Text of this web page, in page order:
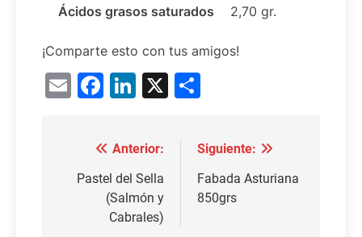
Ácidos grasos saturados
2,70 gr.
¡Comparte esto con tus amigos!
EmailFacebook
LinkedIn
X
Navegación
de
entradas
Anterior:
Pastel del Sella
(Salmón y
Cabrales)
Siguiente:
Fabada Asturiana
850grs